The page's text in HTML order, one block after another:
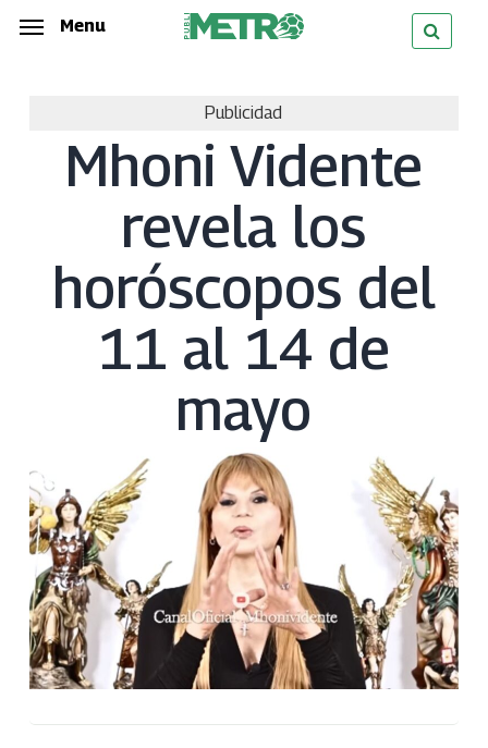
Skip
Menu
Publicidad
Mhoni Vidente
revela los
horóscopos del
11 al 14 de
mayo
Menu